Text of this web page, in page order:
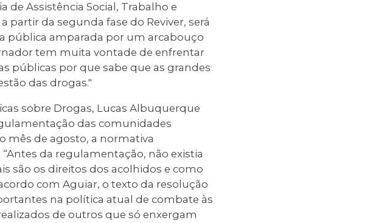
de Assistência Social, Trabalho e
partir da segunda fase do Reviver, será
pública amparada por um arcabouço
tem muita vontade de enfrentar
públicas por que sabe que as grandes
das drogas."
sobre Drogas, Lucas Albuquerque
das comunidades
mês de agosto, a normativa
da regulamentação, não existia
são os direitos dos acolhidos e como
com Aguiar, o texto da resolução
na política atual de combate às
de outros que só enxergam